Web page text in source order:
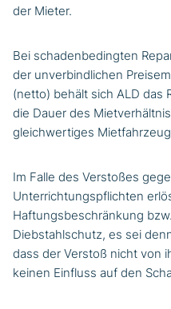
der Mieter.
Bei schadenbedingten
der unverbindlichen
(netto) behält sich ALD das
die Dauer des
gleichwertiges
Im Falle des Verstoßes
Unterrichtungspflichten
Haftungsbeschränkung
Diebstahlschutz, es sei
dass der Verstoß nicht von
keinen Einfluss auf den